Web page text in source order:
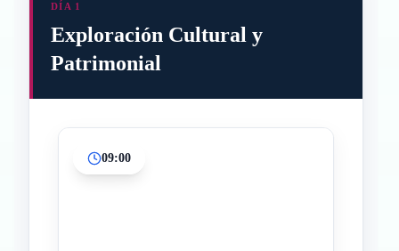
DÍA 1
Exploración Cultural y
Patrimonial
09:00